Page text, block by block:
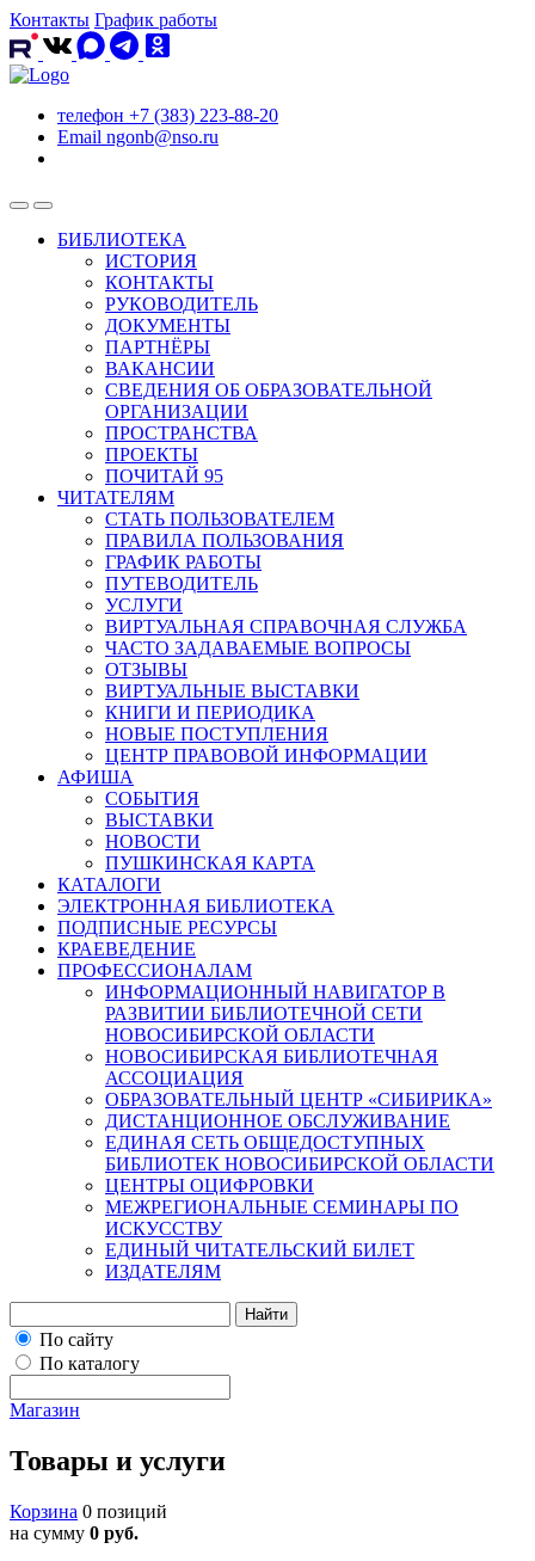
Контакты График работы
телефон +7 (383) 223-88-20
Email ngonb@nso.ru
БИБЛИОТЕКА
ИСТОРИЯ
КОНТАКТЫ
РУКОВОДИТЕЛЬ
ДОКУМЕНТЫ
ПАРТНЁРЫ
ВАКАНСИИ
СВЕДЕНИЯ ОБ ОБРАЗОВАТЕЛЬНОЙ
ОРГАНИЗАЦИИ
ПРОСТРАНСТВА
ПРОЕКТЫ
ПОЧИТАЙ 95
ЧИТАТЕЛЯМ
СТАТЬ ПОЛЬЗОВАТЕЛЕМ
ПРАВИЛА ПОЛЬЗОВАНИЯ
ГРАФИК РАБОТЫ
ПУТЕВОДИТЕЛЬ
УСЛУГИ
ВИРТУАЛЬНАЯ СПРАВОЧНАЯ СЛУЖБА
ЧАСТО ЗАДАВАЕМЫЕ ВОПРОСЫ
ОТЗЫВЫ
ВИРТУАЛЬНЫЕ ВЫСТАВКИ
КНИГИ И ПЕРИОДИКА
НОВЫЕ ПОСТУПЛЕНИЯ
ЦЕНТР ПРАВОВОЙ ИНФОРМАЦИИ
АФИША
СОБЫТИЯ
ВЫСТАВКИ
НОВОСТИ
ПУШКИНСКАЯ КАРТА
КАТАЛОГИ
ЭЛЕКТРОННАЯ БИБЛИОТЕКА
ПОДПИСНЫЕ РЕСУРСЫ
КРАЕВЕДЕНИЕ
ПРОФЕССИОНАЛАМ
ИНФОРМАЦИОННЫЙ НАВИГАТОР В
РАЗВИТИИ БИБЛИОТЕЧНОЙ СЕТИ
НОВОСИБИРСКОЙ ОБЛАСТИ
НОВОСИБИРСКАЯ БИБЛИОТЕЧНАЯ
АССОЦИАЦИЯ
ОБРАЗОВАТЕЛЬНЫЙ ЦЕНТР «СИБИРИКА»
ДИСТАНЦИОННОЕ ОБСЛУЖИВАНИЕ
ЕДИНАЯ СЕТЬ ОБЩЕДОСТУПНЫХ
БИБЛИОТЕК НОВОСИБИРСКОЙ ОБЛАСТИ
ЦЕНТРЫ ОЦИФРОВКИ
МЕЖРЕГИОНАЛЬНЫЕ СЕМИНАРЫ ПО
ИСКУССТВУ
ЕДИНЫЙ ЧИТАТЕЛЬСКИЙ БИЛЕТ
ИЗДАТЕЛЯМ
Найти
По сайту
По каталогу
Магазин
Товары и услуги
Корзина 0 позиций
на сумму 0 руб.